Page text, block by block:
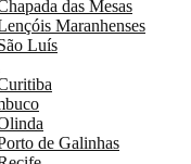
das Mesas
Maranhenses
Luís
de Galinhas